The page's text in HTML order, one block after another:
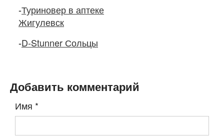
-Туриновер в аптеке
Жигулевск
-D-Stunner Сольцы
Добавить комментарий
Имя *